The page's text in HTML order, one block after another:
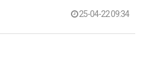
25-04-22 09:34